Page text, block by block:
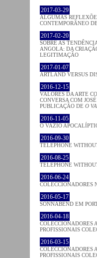
2017-03-29
ALGUMAS
CONTEMPORÂNEO
2017-02-20
SOBRE AS
ANGOLA: DA
LEGITIMAÇÃO
2017-01-07
ARTLAND VERSUS
2016-12-15
VALORES DA ARTE
CONVERSA COM
PUBLICAÇÃO DE O
2016-11-05
O VAZIO
2016-09-30
TELEPHONE
2016-08-25
TELEPHONE
2016-06-24
COLECCIONADORES
2016-05-17
SONNABEND EM
2016-04-18
COLECCIONADORES
PROFISSIONAIS
2016-03-15
COLECCIONADORES
PROFISSIONAIS